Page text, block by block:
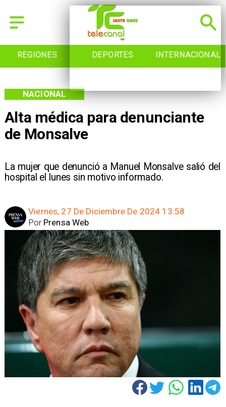
DEPORTES INTERNACIONAL INICIO
Alta médica para denunciante
de Monsalve
La mujer que denunció a Manuel Monsalve salió del
hospital el lunes sin motivo informado.
NACIONAL
Viernes, 27 De Diciembre De 2024 13:58
Prensa Web
Por